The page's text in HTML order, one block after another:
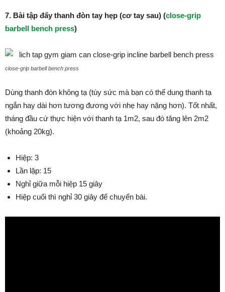
7. Bài tập đẩy thanh đòn tay hẹp (cơ tay sau) (close-grip
barbell bench press)
close-grip barbell bench press
Dùng thanh đòn không tạ (tùy sức mà bạn có thể dung thanh tạ
ngắn hay dài hơn tương đương với nhẹ hay nặng hơn). Tốt nhất,
tháng đầu cứ thực hiện với thanh tạ 1m2, sau đó tăng lên 2m2
(khoảng 20kg).
Hiệp: 3
Lần lặp: 15
Nghỉ giữa mỗi hiệp 15 giây
Hiệp cuối thì nghỉ 30 giây để chuyển bài.